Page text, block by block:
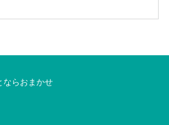
ならおまかせ